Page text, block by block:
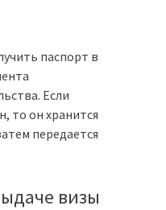
паспорт в
Если
то он хранится
передается
визы